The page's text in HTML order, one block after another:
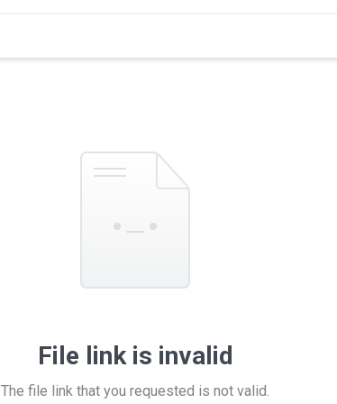
File link is invalid
The file link that you requested is not valid.